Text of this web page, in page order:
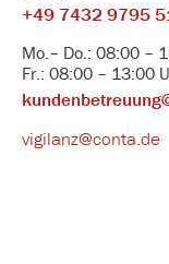
+49 7432 9795
Mo.– Do.: 08:00 –
Fr.: 08:00 – 13:00
vigilanz@conta.de